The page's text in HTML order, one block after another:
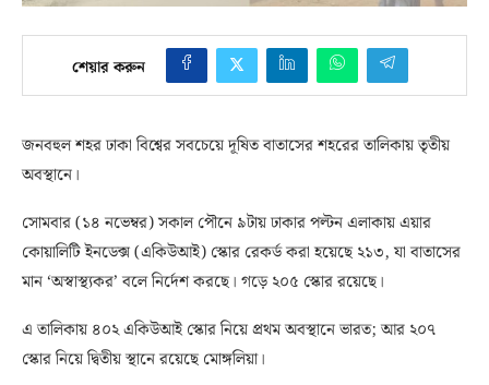
শেয়ার করুন
জনবহুল শহর ঢাকা বিশ্বের সবচেয়ে দূষিত বাতাসের শহরের তালিকায় তৃতীয়
অবস্থানে।
সোমবার (১৪ নভেম্বর) সকাল পৌনে ৯টায় ঢাকার পল্টন এলাকায় এয়ার
কোয়ালিটি ইনডেক্স (একিউআই) স্কোর রেকর্ড করা হয়েছে ২১৩, যা বাতাসের
মান ‘অস্বাস্থ্যকর’ বলে নির্দেশ করছে। গড়ে ২০৫ স্কোর রয়েছে।
এ তালিকায় ৪০২ একিউআই স্কোর নিয়ে প্রথম অবস্থানে ভারত; আর ২০৭
স্কোর নিয়ে দ্বিতীয় স্থানে রয়েছে মোঙ্গলিয়া।